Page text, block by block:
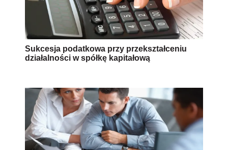
Sukcesja podatkowa przy przekształceniu
działalności w spółkę kapitałową